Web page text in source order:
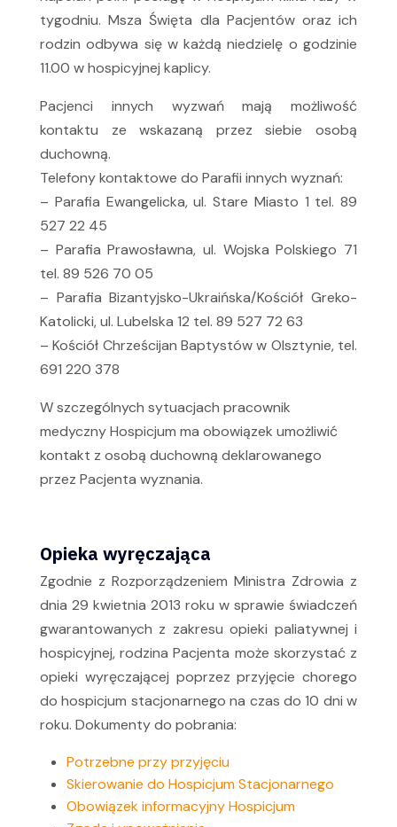
tygodniu. Msza Święta dla Pacjentów oraz ich
rodzin odbywa się w każdą niedzielę o godzinie
11.00 w hospicyjnej kaplicy.
Pacjenci innych wyzwań mają możliwość
kontaktu ze wskazaną przez siebie osobą
duchowną.
Telefony kontaktowe do Parafii innych wyznań:
– Parafia Ewangelicka, ul. Stare Miasto 1 tel. 89
527 22 45
– Parafia Prawosławna, ul. Wojska Polskiego 71
tel. 89 526 70 05
– Parafia Bizantyjsko-Ukraińska/Kościół Greko-
Katolicki, ul. Lubelska 12 tel. 89 527 72 63
– Kościół Chrześcijan Baptystów w Olsztynie, tel.
691 220 378
W szczególnych sytuacjach pracownik
medyczny Hospicjum ma obowiązek umożliwić
kontakt z osobą duchowną deklarowanego
przez Pacjenta wyznania.
Opieka wyręczająca
Zgodnie z Rozporządzeniem Ministra Zdrowia z
dnia 29 kwietnia 2013 roku w sprawie świadczeń
gwarantowanych z zakresu opieki paliatywnej i
hospicyjnej, rodzina Pacjenta może skorzystać z
opieki wyręczającej poprzez przyjęcie chorego
do hospicjum stacjonarnego na czas do 10 dni w
roku. Dokumenty do pobrania:
Potrzebne przy przyjęciu
Skierowanie do Hospicjum Stacjonarnego
Obowiązek informacyjny Hospicjum